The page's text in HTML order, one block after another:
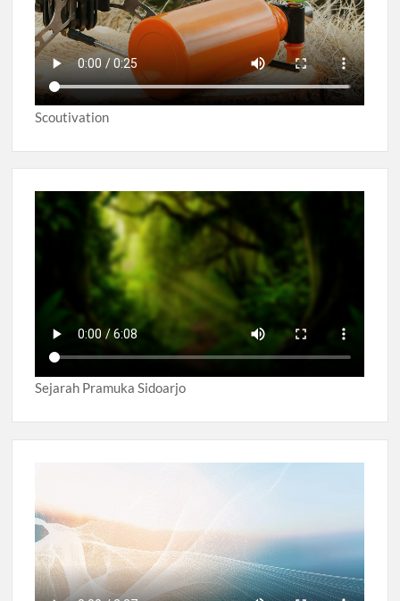
Scoutivation
Sejarah Pramuka Sidoarjo